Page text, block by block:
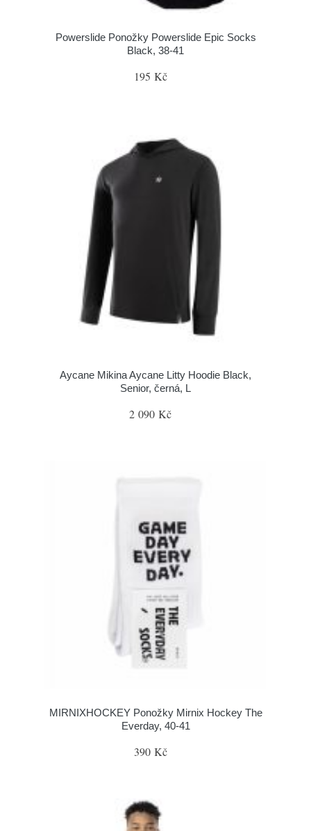
Powerslide Ponožky Powerslide Epic Socks
Black, 38-41
195 Kč
Aycane Mikina Aycane Litty Hoodie Black,
Senior, černá, L
2 090 Kč
MIRNIXHOCKEY Ponožky Mirnix Hockey The
Everday, 40-41
390 Kč